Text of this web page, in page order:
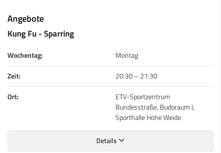
Angebote
Kung Fu - Sparring
Wochentag:
Montag
Zeit:
20:30– 21:30
Ort:
ETV-Sportzentrum
Bundesstraße, Budoraum I,
Sporthalle Hohe Weide
Details